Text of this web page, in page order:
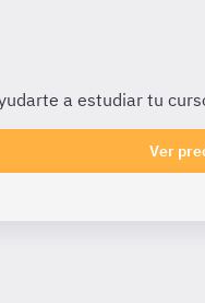
a estudiar tu
Ver